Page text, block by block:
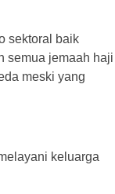
sektoral baik
semua jemaah haji
meski yang
keluarga